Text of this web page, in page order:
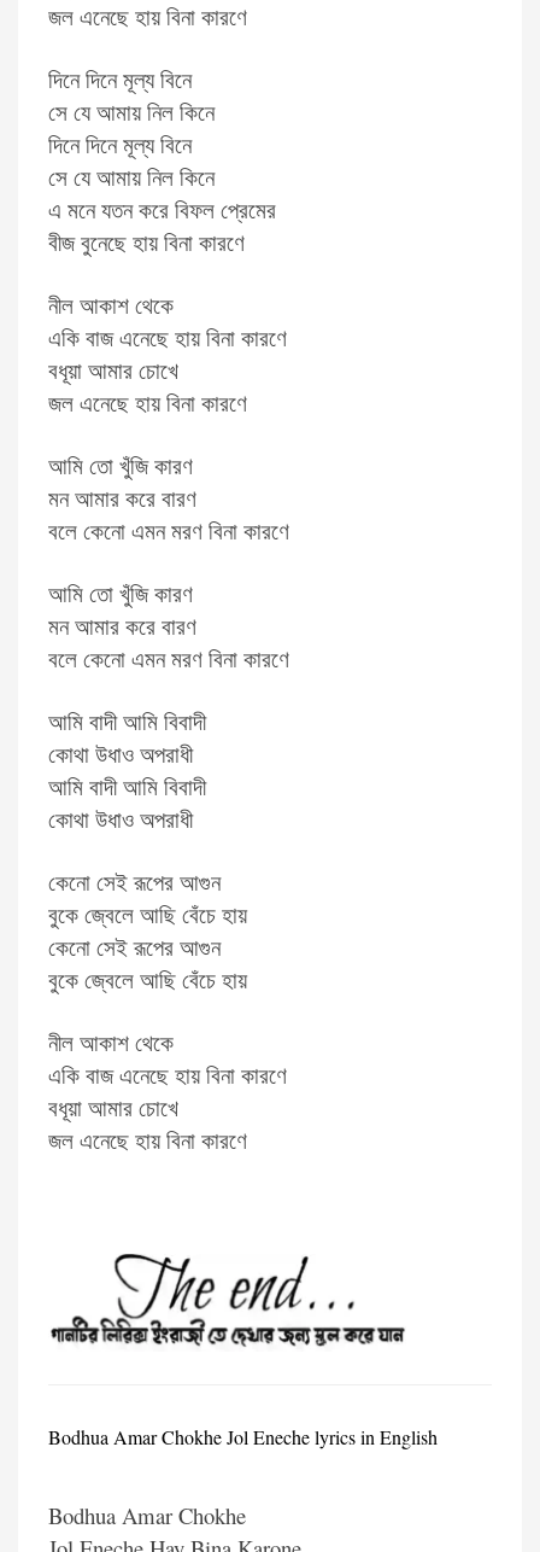
জল এনেছে হায় বিনা কারণে
দিনে দিনে মূল্য বিনে
সে যে আমায় নিল কিনে
দিনে দিনে মূল্য বিনে
সে যে আমায় নিল কিনে
এ মনে যতন করে বিফল প্রেমের
বীজ বুনেছে হায় বিনা কারণে
নীল আকাশ থেকে
একি বাজ এনেছে হায় বিনা কারণে
বধূয়া আমার চোখে
জল এনেছে হায় বিনা কারণে
আমি তো খুঁজি কারণ
মন আমার করে বারণ
বলে কেনো এমন মরণ বিনা কারণে
আমি তো খুঁজি কারণ
মন আমার করে বারণ
বলে কেনো এমন মরণ বিনা কারণে
আমি বাদী আমি বিবাদী
কোথা উধাও অপরাধী
আমি বাদী আমি বিবাদী
কোথা উধাও অপরাধী
কেনো সেই রূপের আগুন
বুকে জ্বেলে আছি বেঁচে হায়
কেনো সেই রূপের আগুন
বুকে জ্বেলে আছি বেঁচে হায়
নীল আকাশ থেকে
একি বাজ এনেছে হায় বিনা কারণে
বধূয়া আমার চোখে
জল এনেছে হায় বিনা কারণে
Bodhua Amar Chokhe Jol Eneche lyrics in English
Bodhua Amar Chokhe